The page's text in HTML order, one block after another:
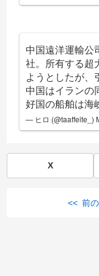
中国遠洋運輸公
社。所有する超
ようとしたが、
中国はイランの
好国の船舶は海
— ヒロ (@taaffeite_)
X
<< 前